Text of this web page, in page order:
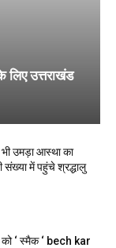
लिए उत्तराखंड
भी उमड़ा आस्था का
में पहुंचे श्रद्धालु
‘ स्मैक ‘ bech kar